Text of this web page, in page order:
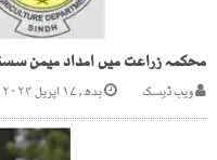
محکمہ زراعت میں امداد میمن
ویب ڈیسک بدھ, ۱۷ اپریل ۲۰۲۴